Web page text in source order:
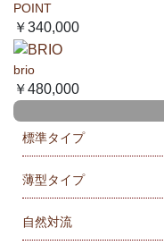
POINT
￥340,000
brio
￥480,000
標準タイプ
薄型タイプ
自然対流